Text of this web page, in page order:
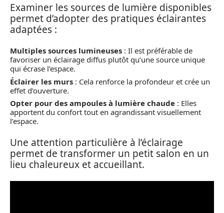
Examiner les sources de lumière disponibles
permet d’adopter des pratiques éclairantes
adaptées :
Multiples sources lumineuses : Il est préférable de
favoriser un éclairage diffus plutôt qu’une source unique
qui écrase l’espace.
Éclairer les murs : Cela renforce la profondeur et crée un
effet d’ouverture.
Opter pour des ampoules à lumière chaude : Elles
apportent du confort tout en agrandissant visuellement
l’espace.
Une attention particulière à l’éclairage
permet de transformer un petit salon en un
lieu chaleureux et accueillant.